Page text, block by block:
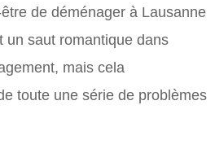
de déménager à Lausanne
un saut romantique dans
mais cela
toute une série de problèmes